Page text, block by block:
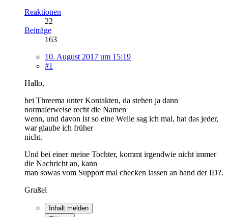
Reaktionen
22
Beiträge
163
10. August 2017 um 15:19
#1
Hallo,
bei Threema unter Kontakten, da stehen ja dann
normalerweise recht die Namen
wenn, und davon ist so eine Welle sag ich mal, hat das jeder,
war glaube ich früher
nicht.
Und bei einer meine Tochter, kommt irgendwie nicht immer
die Nachricht an, kann
man sowas vom Support mal checken lassen an hand der ID?.
Grußel
Inhalt melden